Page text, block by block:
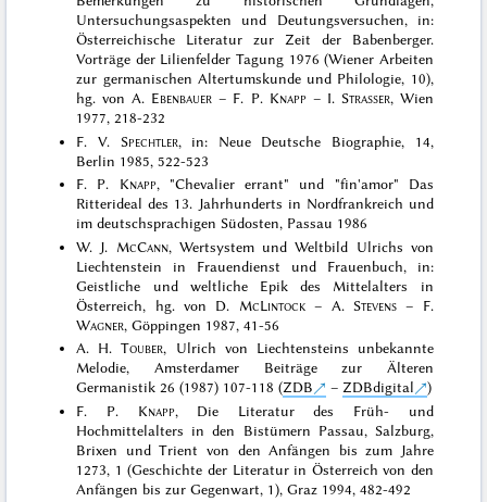
Untersuchungsaspekten und Deutungsversuchen, in:
Österreichische Literatur zur Zeit der Babenberger.
Vorträge der Lilienfelder Tagung 1976 (Wiener Arbeiten
zur germanischen Altertumskunde und Philologie, 10),
hg. von A. Ebenbauer – F. P. Knapp– I. Strasser, Wien
1977, 218-232
F. V. Spechtler, in: Neue Deutsche Biographie, 14,
Berlin 1985, 522-523
F. P. Knapp, "Chevalier errant" und "fin'amor" Das
Ritterideal des 13. Jahrhunderts in Nordfrankreich und
im deutschsprachigen Südosten, Passau 1986
W. J. McCann, Wertsystem und Weltbild Ulrichs von
Liechtenstein in Frauendienst und Frauenbuch, in:
Geistliche und weltliche Epik des Mittelalters in
Österreich, hg. von D. McLintock– A. Stevens– F.
Wagner, Göppingen 1987, 41-56
A. H.Touber, Ulrich von Liechtensteins unbekannte
Melodie, Amsterdamer Beiträge zur Älteren
Germanistik 26 (1987) 107-118 (ZDB –ZDBdigital
)
F. P. Knapp, Die Literatur des Früh- und
Hochmittelalters in den Bistümern Passau, Salzburg,
Brixen und Trient von den Anfängen bis zum Jahre
1273, 1 (Geschichte der Literatur in Österreich von den
Anfängen bis zur Gegenwart, 1), Graz 1994, 482-492